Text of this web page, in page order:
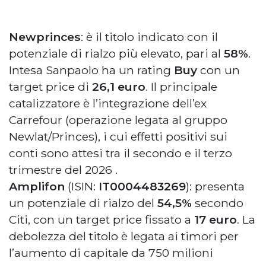
Newprinces: è il titolo indicato con il
potenziale di rialzo più elevato, pari al 58%.
Intesa Sanpaolo ha un rating Buy con un
target price di 26,1 euro. Il principale
catalizzatore è l’integrazione dell’ex
Carrefour (operazione legata al gruppo
Newlat/Princes), i cui effetti positivi sui
conti sono attesi tra il secondo e il terzo
trimestre del 2026 .
Amplifon (ISIN: IT0004483269): presenta
un potenziale di rialzo del 54,5% secondo
Citi, con un target price fissato a 17 euro. La
debolezza del titolo è legata ai timori per
l’aumento di capitale da 750 milioni